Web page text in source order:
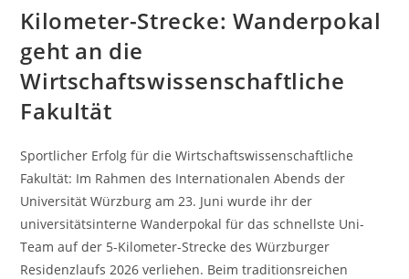
Kilometer-Strecke: Wanderpokal
geht an die
Wirtschaftswissenschaftliche
Fakultät
Sportlicher Erfolg für die Wirtschaftswissenschaftliche
Fakultät: Im Rahmen des Internationalen Abends der
Universität Würzburg am 23. Juni wurde ihr der
universitätsinterne Wanderpokal für das schnellste Uni-
Team auf der 5-Kilometer-Strecke des Würzburger
Residenzlaufs 2026 verliehen. Beim traditionsreichen